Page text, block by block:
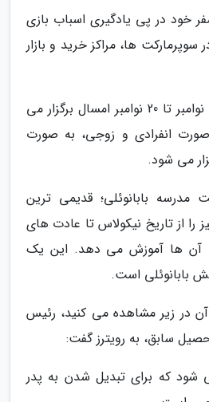
خود در پی یادگیری اسباب بازی
ها، مراکز خرید و بازار
دوره های آموزشی از 18 نوامبر تا 20 نوامبر امسال برگزار می
انفرادی و زوجی، به صورت
می شود.
بابانوئلی؛ قدیمی ترین
را از تاریخ نیکولاس تا عادت های
آن ها آموزش می دهد. این یک
بابانوئلی است.
در زیر مشاهده می کنید، رئیس
سابق، به رویترز گفت:
شود که برای تبدیل شدن به پدر